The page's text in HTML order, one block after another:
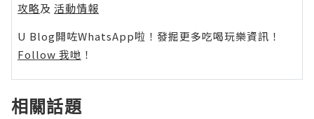
攻略及 活動情報
U Blog開咗WhatsApp啦！發掘更多吃喝玩樂資訊！
Follow 我哋 ！
相關話題